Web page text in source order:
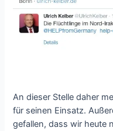
An dieser Stelle daher
für seinen Einsatz.
gefallen, dass wir heute